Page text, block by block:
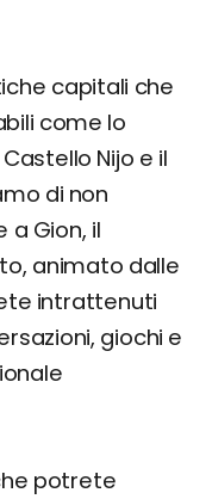
capitali che
come lo
Nijo e il
di non
a Gion, il
animato dalle
intrattenuti
giochi e
potrete